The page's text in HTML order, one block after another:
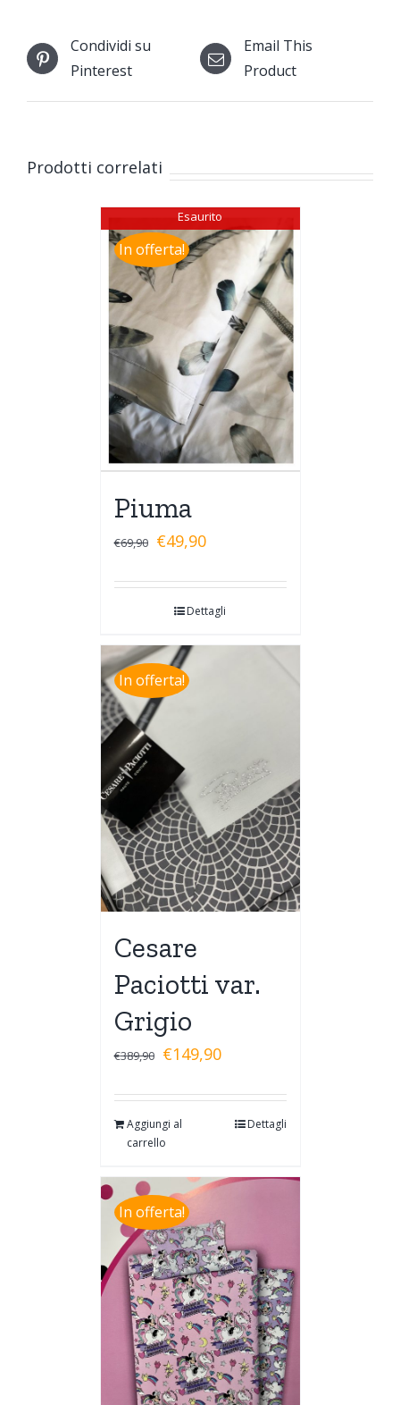
Condividi su
Pinterest
Email This
Product
Prodotti correlati
In offerta!
Esaurito
Piuma
€69,90 €49,90
Dettagli
In offerta!
Cesare
Paciotti var.
Grigio
€389,90 €149,90
Aggiungi al
carrello
Dettagli
In offerta!